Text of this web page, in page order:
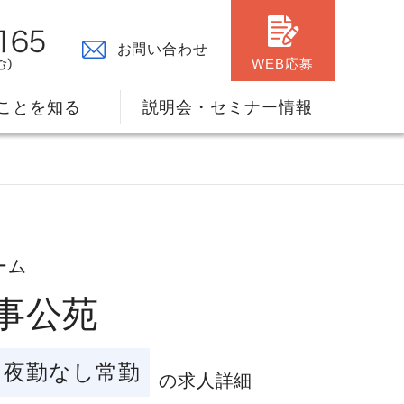
お問い合わせ
WEB応募
リアプランのサポート
とを知る
の原点
説明会・セミナー情報
ム
公苑
夜勤なし常勤 の求人詳細